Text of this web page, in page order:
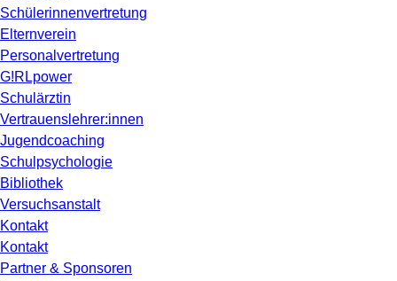
Schülerinnenvertretung
Elternverein
Personalvertretung
G!RLpower
Schulärztin
Vertrauenslehrer:innen
Jugendcoaching
Schulpsychologie
Bibliothek
Versuchsanstalt
Kontakt
Kontakt
Partner & Sponsoren